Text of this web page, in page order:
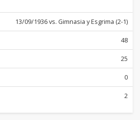
13/09/1936 vs. Gimnasia y Esgrima (2-1)
48
25
0
2